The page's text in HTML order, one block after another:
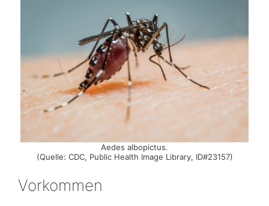
Aedes albopictus.
(Quelle: CDC, Public Health Image Library, ID#23157)
Vorkommen